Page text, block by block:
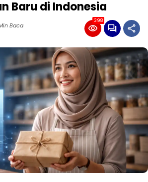
Baru di Indonesia
Baca
398